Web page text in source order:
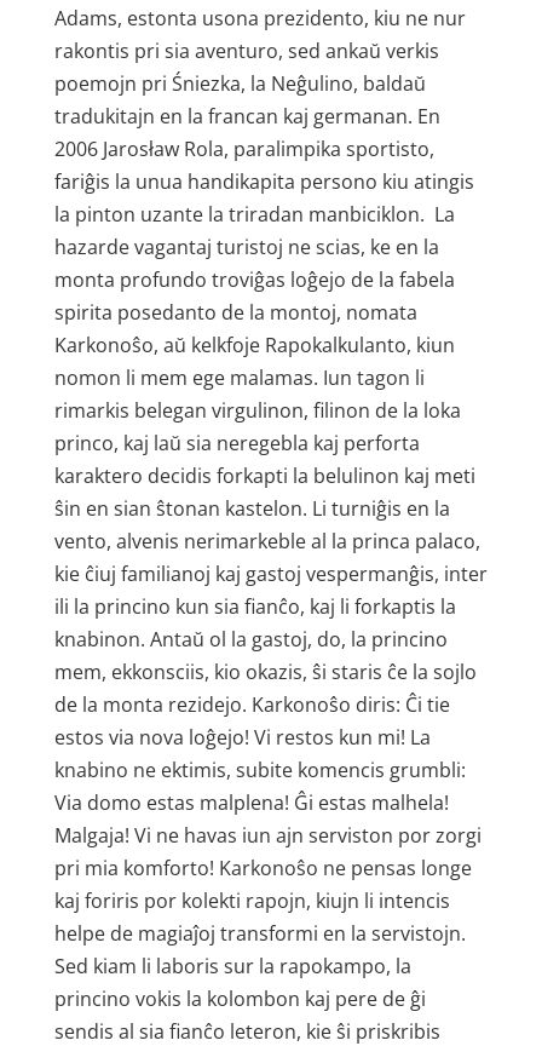
Adams, estonta usona prezidento, kiu ne nur
rakontis pri sia aventuro, sed ankaŭ verkis
poemojn pri Śniezka, la Neĝulino, baldaŭ
tradukitajn en la francan kaj germanan. En
2006 Jarosław Rola, paralimpika sportisto,
fariĝis la unua handikapita persono kiu atingis
la pinton uzante la triradan manbiciklon. La
hazarde vagantaj turistoj ne scias, ke en la
monta profundo troviĝas loĝejo de la fabela
spirita posedanto de la montoj, nomata
Karkonoŝo, aŭ kelkfoje Rapokalkulanto, kiun
nomon li mem ege malamas. Iun tagon li
rimarkis belegan virgulinon, filinon de la loka
princo, kaj laŭ sia neregebla kaj perforta
karaktero decidis forkapti la belulinon kaj meti
ŝin en sian ŝtonan kastelon. Li turniĝis en la
vento, alvenis nerimarkeble al la princa palaco,
kie ĉiuj familianoj kaj gastoj vespermanĝis, inter
ili la princino kun sia fianĉo, kaj li forkaptis la
knabinon. Antaŭ ol la gastoj, do, la princino
mem, ekkonsciis, kio okazis, ŝi staris ĉe la sojlo
de la monta rezidejo. Karkonoŝo diris: Ĉi tie
estos via nova loĝejo! Vi restos kun mi! La
knabino ne ektimis, subite komencis grumbli:
Via domo estas malplena! Ĝi estas malhela!
Malgaja! Vi ne havas iun ajn serviston por zorgi
pri mia komforto! Karkonoŝo ne pensas longe
kaj foriris por kolekti rapojn, kiujn li intencis
helpe de magiaĵoj transformi en la servistojn.
Sed kiam li laboris sur la rapokampo, la
princino vokis la kolombon kaj pere de ĝi
sendis al sia fianĉo leteron, kie ŝi priskribis